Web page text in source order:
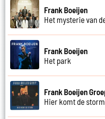
Frank Boeijen
Het mysterie van
Frank Boeijen
Het park
Frank Boeijen
Hier komt de storm